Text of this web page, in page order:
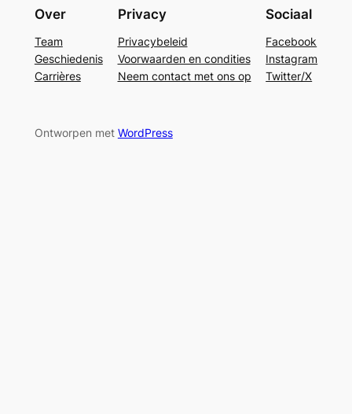
Over
Team
Geschiedenis
Carrières
Privacy
Privacybeleid
Voorwaarden en condities
Neem contact met ons op
Sociaal
Facebook
Instagram
Twitter/X
Ontworpen met WordPress